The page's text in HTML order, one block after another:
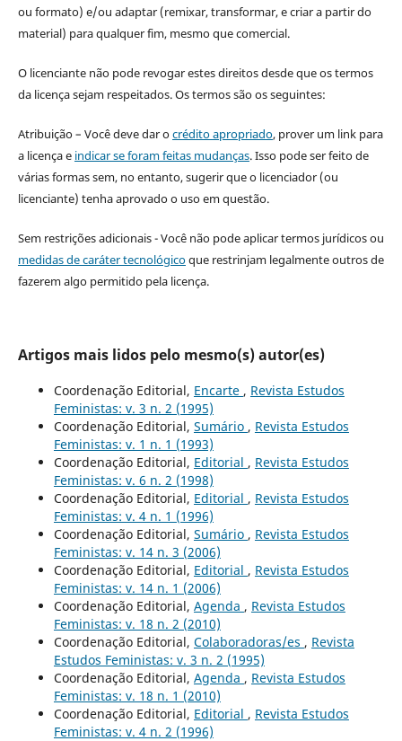
ou formato) e/ou adaptar (remixar, transformar, e criar a partir do
material) para qualquer fim, mesmo que comercial.
O licenciante não pode revogar estes direitos desde que os termos
da licença sejam respeitados. Os termos são os seguintes:
Atribuição – Você deve dar ocrédito apropriado, prover um link para
a licença e indicar se foram feitas mudanças. Isso pode ser feito de
várias formas sem, no entanto, sugerir que o licenciador (ou
licenciante) tenha aprovado o uso em questão.
Sem restrições adicionais - Você não pode aplicar termos jurídicos ou
medidas de caráter tecnológicoque restrinjam legalmente outros de
fazerem algo permitido pela licença.
Artigos mais lidos pelo mesmo(s) autor(es)
Coordenação Editorial, Encarte , Revista Estudos
Feministas: v. 3 n. 2 (1995)
Coordenação Editorial, Sumário , Revista Estudos
Feministas: v. 1 n. 1 (1993)
Coordenação Editorial, Editorial , Revista Estudos
Feministas: v. 6 n. 2 (1998)
Coordenação Editorial, Editorial , Revista Estudos
Feministas: v. 4 n. 1 (1996)
Coordenação Editorial, Sumário , Revista Estudos
Feministas: v. 14 n. 3 (2006)
Coordenação Editorial, Editorial , Revista Estudos
Feministas: v. 14 n. 1 (2006)
Coordenação Editorial, Agenda , Revista Estudos
Feministas: v. 18 n. 2 (2010)
Coordenação Editorial, Colaboradoras/es , Revista
Estudos Feministas: v. 3 n. 2 (1995)
Coordenação Editorial, Agenda , Revista Estudos
Feministas: v. 18 n. 1 (2010)
Coordenação Editorial, Editorial , Revista Estudos
Feministas: v. 4 n. 2 (1996)